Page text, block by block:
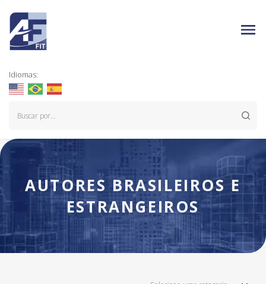
Idiomas:
AUTORES BRASILEIROS E
ESTRANGEIROS